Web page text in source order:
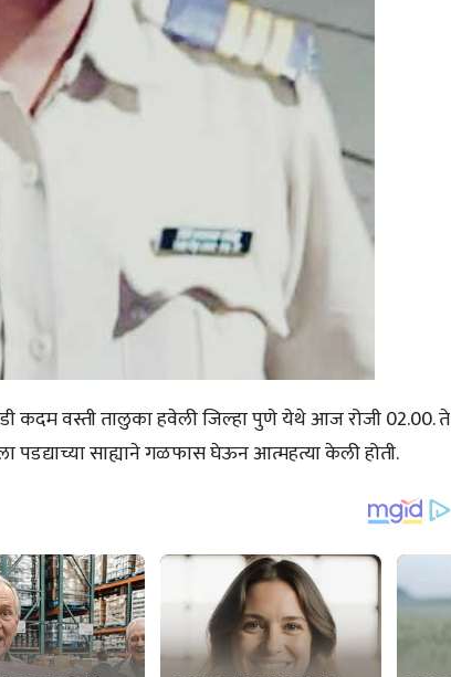
कदम वस्ती तालुका हवेली जिल्हा पुणे येथे आज रोजी 02.00. ते
पडद्याच्या साह्याने गळफास घेऊन आत्महत्या केली होती.